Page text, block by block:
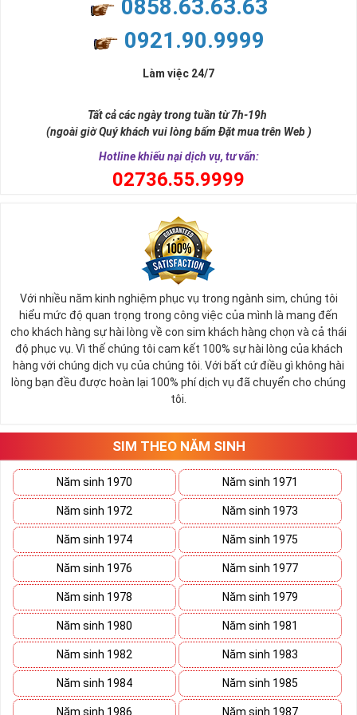
chỗ đứng khó lòng có thể đánh bật trong giới truyền thông
nay, Viettel có số thuê bao gần như lớn nhất trong các nhà
mãi hấp dẫn, với mức giá vô cùng hợp lý phù hợp với nhiều đối
Đó là lý do Viettel luôn khiến người sử dụng của mình hài lòng
vì sự tiện lợi hàng ngày trong cuộc sống của mình.
Từ sau ngày 15/9/2018 nhà mạng này sở hữu 12 đầu số dành
cho các thuê bao di động và 21 đầu số điện thoại cố định,
Tất cả các đầu số như sau: 4 đầu số 10 số cũ 096, 097, 098,
086 và 8 đầu số 10 số chuyển từ 11 số về là 032, 033, 034,
035, 036, 037, 038, 039.
Sim Năm Sinh Viettel sẽ có các đầu số trên và những
năm sinh ở đuôi như: 0967.3.5.2011, 0328.4.4.2009,
0343.4.7.1983, 0979.08.01.82,...
Viettel Hot Nhất
Sim Năm Sinh MobiFone:
Sim Năm Sinh Mobifone- Mobifone là công ty viễn thông
thuộc tổng công ty Viễn thông MobiFone tiền thân là công
ty thông tin di động Việt Nam thành lập năm 1993.
Thuộc top 3 công ty viễn thông mạnh nhất nước ta hiện nay
Mobifone là nhà mạng phủ sóng toàn quốc đặc biệt là luôn
mang tới cho khách hàng nhiều chính sách dịch vụ và ưu đãi
hấp dẫn để thu hút khách hàng.
Tính đến sau ngày 15/9/2018 Mobifone có tổng cộng 8 đầu
số đó là 090 – 093 – 089 – 070 – 079 – 077- 076 – 078
trong đó các đầu số 07 lần lượt chuyển từ 0120, 0121, 0122,
0126 và 0128 với sự đa dạng của các đầu số này thì sim nam
0858.63.63.63
0921.90.9999
Làm việc 24/7
Tất cả các ngày trong tuần từ 7h-19h
(ngoài giờ Quý khách vui lòng bấm Đặt mua trên Web )
Hotline khiếu nại dịch vụ, tư vấn:
02736.55.9999
Với nhiều năm kinh nghiệm phục vụ trong ngành sim, chúng tôi
hiểu mức độ quan trọng trong công việc của mình là mang đến
cho khách hàng sự hài lòng về con sim khách hàng chọn và cả thái
độ phục vụ. Vì thế chúng tôi cam kết 100% sự hài lòng của khách
hàng với chúng dịch vụ của chúng tôi. Với bất cứ điều gì không hài
lòng bạn đều được hoàn lại 100% phí dịch vụ đã chuyển cho chúng
tôi.
SIM THEO NĂM SINH
Năm sinh 1970 Năm sinh 1971
Năm sinh 1972 Năm sinh 1973
Năm sinh 1974 Năm sinh 1975
Năm sinh 1976 Năm sinh 1977
Năm sinh 1978 Năm sinh 1979
Năm sinh 1980 Năm sinh 1981
Năm sinh 1982 Năm sinh 1983
Năm sinh 1984 Năm sinh 1985
Năm sinh 1986 Năm sinh 1987